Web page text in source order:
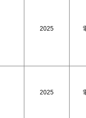
2025
2025